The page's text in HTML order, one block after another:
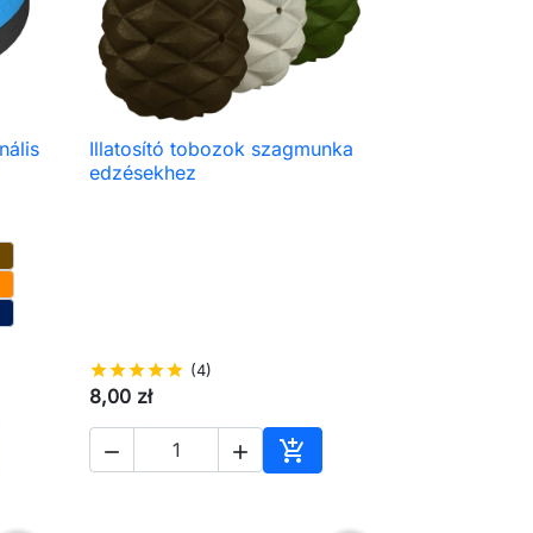
 Előnézet
Illatosító tobozok szagmunka
edzésekhez
starstarstarstarstar (4)
8,00 zł
  
Kosárba